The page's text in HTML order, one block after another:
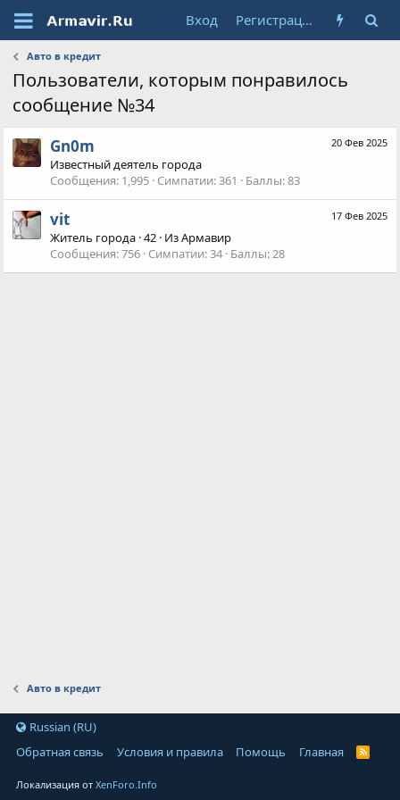
Вход Регистрация
Авто в кредит
Пользователи, которым понравилось
сообщение №34
20 Фев 2025
Gn0m
Известный деятель города
Сообщения 1,995 Симпатии 361 Баллы 83
17 Фев 2025
vit
Житель города ·42 · ИзАрмавир
Сообщения 756 Симпатии 34 Баллы 28
Авто в кредит
Russian (RU)
Обратная связь
Условия и правила Помощь Главная
Локализация отXenForo.Info